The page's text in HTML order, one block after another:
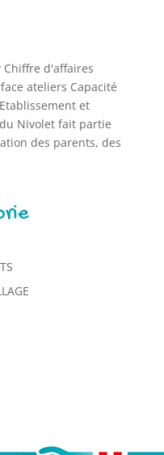
Chiffre d'affaires
ateliers Capacité
et
Nivolet fait partie
des parents, des